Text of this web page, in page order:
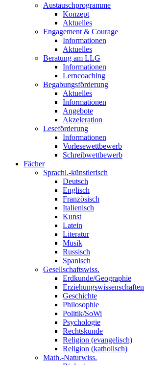
Austauschprogramme
Konzept
Aktuelles
Engagement & Courage
Informationen
Aktuelles
Beratung am LLG
Informationen
Lerncoaching
Begabungsförderung
Aktuelles
Informationen
Angebote
Akzeleration
Leseförderung
Informationen
Vorlesewettbewerb
Schreibwettbewerb
Fächer
Sprachl.-künstlerisch
Deutsch
Englisch
Französisch
Italienisch
Kunst
Latein
Literatur
Musik
Russisch
Spanisch
Gesellschaftswiss.
Erdkunde/Geographie
Erziehungswissenschaften
Geschichte
Philosophie
Politik/SoWi
Psychologie
Rechtskunde
Religion (evangelisch)
Religion (katholisch)
Math.-Naturwiss.